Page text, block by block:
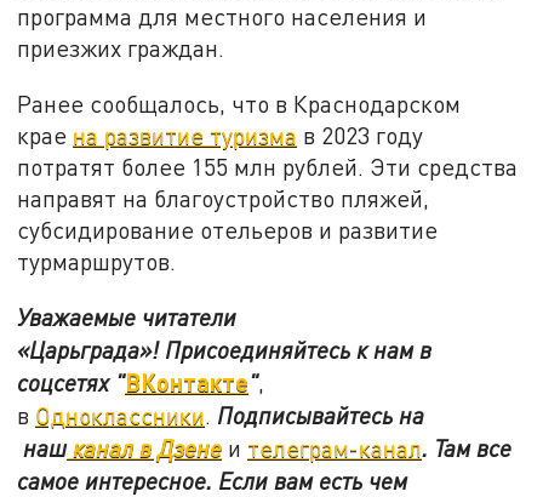
программа для местного населения и
приезжих граждан.
Ранее сообщалось, что в Краснодарском
крае на развитие туризма в 2023 году
потратят более 155 млн рублей. Эти средства
направят на благоустройство пляжей,
субсидирование отельеров и развитие
турмаршрутов.
Уважаемые читатели
«Царьграда»! Присоединяйтесь к нам в
соцсетях "ВКонтакте",
в Одноклассники. Подписывайтесь на
нашканал в Дзене и телеграм-канал. Там все
самое интересное. Если вам есть чем